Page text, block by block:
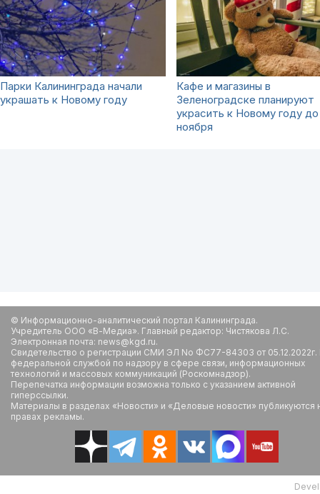
Парки Калининграда начали
украшать к Новому году
Кафе и магазины в
Зеленоградске планируют
украсить к Новому году до
ноября
© Информационно-аналитический портал Калининграда.
Учредитель ООО «В-Медиа». Главный редактор: Чистякова Л.С.
Электронная почта: news@kgd.ru.
Свидетельство о регистрации СМИ ЭЛ No ФС77-84303 от
федеральной службой по надзору в сфере связи, информационных
технологий и массовых коммуникаций (Роскомнадзор).
Перепечатка информации возможна только с указанием активной
гиперссылки.
Материалы в разделах «Новости» и «Деловые новости» публикуются
правах рекламы.